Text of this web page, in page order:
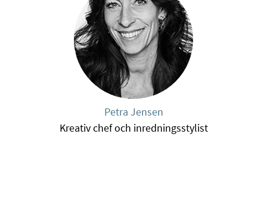
Petra Jensen
Kreativ chef och inredningsstylist